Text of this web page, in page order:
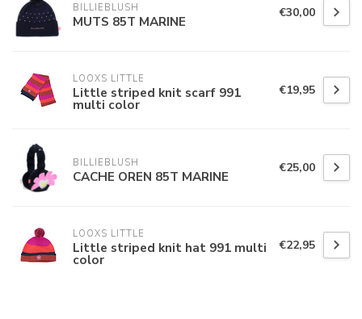
BILLIEBLUSH
MUTS 85T MARINE €30,00
LOOXS LITTLE
Little striped knit scarf 991
multi color
€19,95
BILLIEBLUSH
CACHE OREN 85T MARINE €25,00
LOOXS LITTLE
Little striped knit hat 991 multi
color
€22,95